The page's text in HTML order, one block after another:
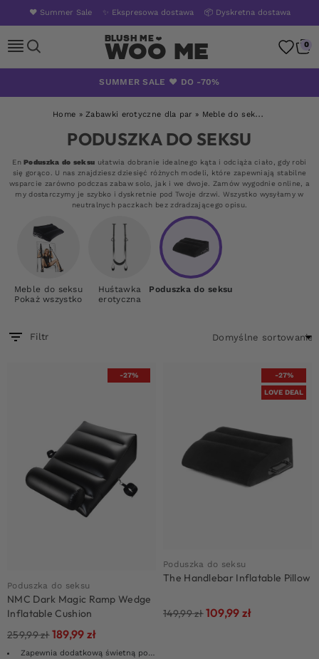
❤️ Summer Sale ✨ Ekspresowa dostawa 📦 Dyskretna dostawa
Woo Me 0
SUMMER SALE ❤️ DO -70%
Home »Zabawki erotyczne dla par » Meble do seksu
PODUSZKA DO SEKSU
EnPoduszka do seksu ułatwia dobranie idealnego kąta i odciąża ciało, gdy robi
się gorąco. U nas znajdziesz dziesięć różnych modeli, które zapewniają stabilne
wsparcie zarówno podczas zabaw solo, jak i we dwoje. Zamów wygodnie online, a
my dostarczymy je szybko i dyskretnie pod Twoje drzwi. Wszystko wysyłamy w
neutralnych paczkach bez zdradzającego opisu.
Meble do seksu
Pokaż wszystko
Huśtawka
erotyczna
Poduszka do seksu
Filtr
-27%
Poduszka do seksu
NMC Dark Magic Ramp Wedge
Inflatable Cushion
259,99zł189,99 zł
Zapewnia dodatkową świetną pozycję
-27%
LOVE DEAL
Poduszka do seksu
The Handlebar Inflatable Pillow
149,99zł109,99 zł